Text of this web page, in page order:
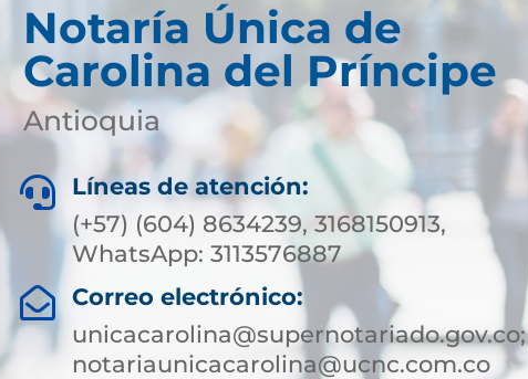
Notaría Única de
Carolina del Príncipe
Antioquia

Líneas de atención:
(+57) (604) 8634239, 3168150913,
WhatsApp: 3113576887

Correo electrónico:
unicacarolina@supernotariado.gov.co;
notariaunicacarolina@ucnc.com.co